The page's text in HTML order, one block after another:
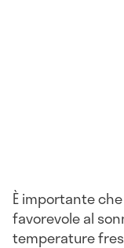
È importante
favorevole al
temperature